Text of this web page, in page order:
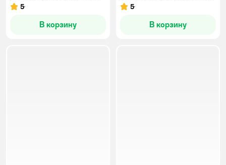
Рейтинг:
5
В корзину
Рейтинг:
5
В корзину